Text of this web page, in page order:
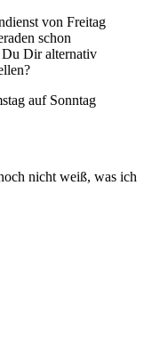
von Freitag
schon
Du Dir alternativ
auf Sonntag
nicht weiß, was ich